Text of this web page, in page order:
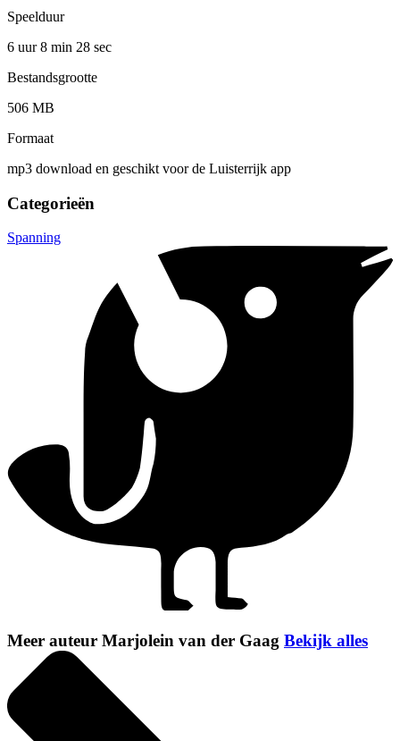
Speelduur
6 uur 8 min 28 sec
Bestandsgrootte
506 MB
Formaat
mp3 download en geschikt voor de Luisterrijk app
Categorieën
Spanning
Meer auteur Marjolein van der Gaag Bekijk alles